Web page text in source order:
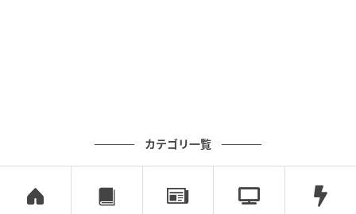
カテゴリ一覧